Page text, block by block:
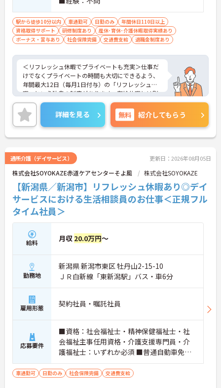
充実しています
【主任ケアマネ複数名在籍！手厚いフォロー体制で
未経験やブランクがある方も安心です】
・困難事例があった際も主任ケアマネジャーと情報
共有やケース検討ができ必要に応じて同行訪問など
のサポートを受けられます
・一人ひとりの仕事量や状況に合わせて管理者が新
規の受け入れを調整するため業務過多にならず無理
なく働けます
・公的資格取得・自己啓発支援制度が整っており働
ップを目指せます
【賞与過去実績最大105万円◎大手法人ならではの
充実した待遇や福利厚生が魅力です】
業所加算手当など日々の頑張りがしっかりと給与に
還元されます
・勤続3年以上で対象となる退職金制度や宿泊費補
を完備しています
・社内規定の範囲内で髪色や髪型をはじめネイルや
まつげエクステが自由であり個性を大切にしながら
自分らしく働けます
駅から徒歩10分以内 車通勤可 日勤のみ
年間休日110日以上
資格取得サポート
研修制度あり
産休･育休･介護休暇取得実績あり
ボーナス・賞与あり
社会保険完備 交通費支給 退職金制度あり
＜リフレッシュ休暇でプライベートも充実＞仕事だ
けでなくプライベートの時間も大切にできるよう、
年間最大12日（毎月1日付与）の「リフレッシュ休
暇」という独自の制度があります。有給休暇とは別
に付与されるため、これらを組み合わせて連休を取
得し、旅行や趣味を楽しむスタッフも多くいます。
＜多彩なキャリアパス！あなたの挑戦を応援します
＞全国に事業を展開する大手企業の同社だからこ
そ、描けるキャリアは無限大です。管理職を目指す
目標に合わせた成長を会社がバックアップします。
資格取得支援制度や研修制度も充実しており、働き
ながらスキルアップが可能。また、希望があれば異
なるサービス種別へのキャリアチェンジにも挑戦で
きます。
詳細を見る 無料 紹介してもらう
通所介護（デイサービス） 更新日：2026年08月05日
株式会社SOYOKAZE赤道ケアセンターそよ風 株式会社SOYOKAZE
【新潟県／新潟市】リフレッシュ休暇あり◎デイ
サービスにおける生活相談員のお仕事＜正規フル
タイム社員＞
給料 月収 20.0万円～
勤務地
新潟県 新潟市東区 牡丹山2-15-10
ＪＲ白新線「東新潟駅」バス・車6分
雇用形態 契約社員・嘱託社員
応募要件
■資格：社会福祉士・精神保健福祉士・社
会福祉主事任用資格・介護支援専門員・介
護福祉士：いずれか必須 ■普通自動車免
許：必須 ■経験：必須 介護福祉士：3年以
上の介護業務経験が必要です。 ※業務上、
車通勤可 日勤のみ 社会保険完備 交通費支給